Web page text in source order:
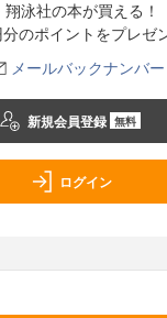
翔泳社の本が買える！
のポイントをプレゼ
メールバックナンバー
新規会員登録 無料
ログイン